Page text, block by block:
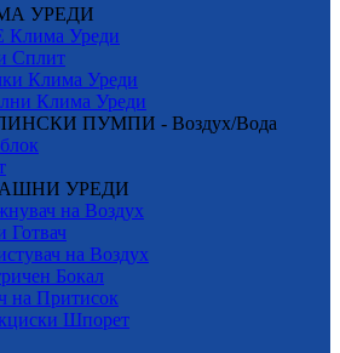
УРЕДИ
Клима Уреди
Сплит
Клима Уреди
Клима Уреди
ПУМПИ - Воздух/Вода
УРЕДИ
на Воздух
Готвач
на Воздух
Бокал
на Притисок
Шпорет